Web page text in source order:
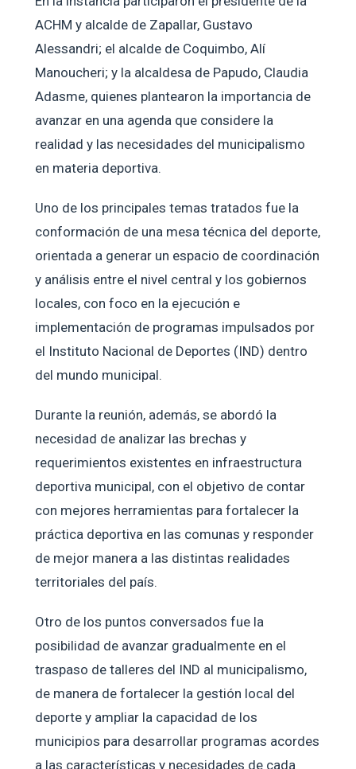
ACHM y alcalde de Zapallar, Gustavo
Alessandri; el alcalde de Coquimbo, Alí
Manoucheri; y la alcaldesa de Papudo, Claudia
Adasme, quienes plantearon la importancia de
avanzar en una agenda que considere la
realidad y las necesidades del municipalismo
en materia deportiva.
Uno de los principales temas tratados fue la
conformación de una mesa técnica del deporte,
orientada a generar un espacio de coordinación
y análisis entre el nivel central y los gobiernos
locales, con foco en la ejecución e
implementación de programas impulsados por
el Instituto Nacional de Deportes (IND) dentro
del mundo municipal.
Durante la reunión, además, se abordó la
necesidad de analizar las brechas y
requerimientos existentes en infraestructura
deportiva municipal, con el objetivo de contar
con mejores herramientas para fortalecer la
práctica deportiva en las comunas y responder
de mejor manera a las distintas realidades
territoriales del país.
Otro de los puntos conversados fue la
posibilidad de avanzar gradualmente en el
traspaso de talleres del IND al municipalismo,
de manera de fortalecer la gestión local del
deporte y ampliar la capacidad de los
municipios para desarrollar programas acordes
a las características y necesidades de cada